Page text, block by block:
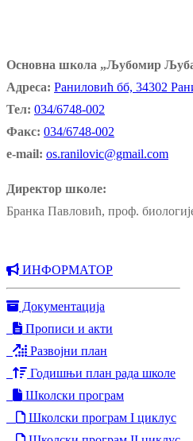
Основна школа „Љубомир
Адреса: Раниловић бб, 34302
Тел: 034/6748-002
Факс: 034/6748-002
e-mail: os.ranilovic@gmail.com
Директор школе:
Бранка Павловић, проф.
ИНФОРМАТОР
Документација
Прописи и акти
Развојни план
Годишњи план рада школе
Школски програм
Школски програм I циклус